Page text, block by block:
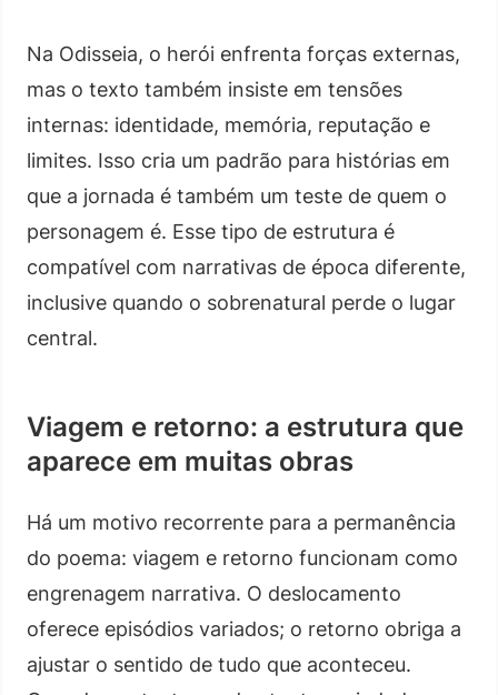
Na Odisseia, o herói enfrenta forças externas,
mas o texto também insiste em tensões
internas: identidade, memória, reputação e
limites. Isso cria um padrão para histórias em
que a jornada é também um teste de quem o
personagem é. Esse tipo de estrutura é
compatível com narrativas de época diferente,
inclusive quando o sobrenatural perde o lugar
central.
Viagem e retorno: a estrutura que
aparece em muitas obras
Há um motivo recorrente para a permanência
do poema: viagem e retorno funcionam como
engrenagem narrativa. O deslocamento
oferece episódios variados; o retorno obriga a
ajustar o sentido de tudo que aconteceu.